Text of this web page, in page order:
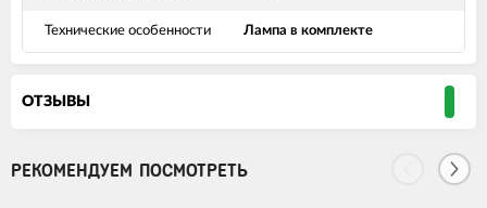
Технические особенности Лампа в комплекте
ОТЗЫВЫ
РЕКОМЕНДУЕМ ПОСМОТРЕТЬ